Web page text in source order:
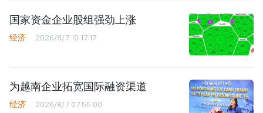
国家资金企业股组强劲上涨
经济 2026/8/7 10:17:17
为越南企业拓宽国际融资渠道
经济 2026/8/7 07:55:00